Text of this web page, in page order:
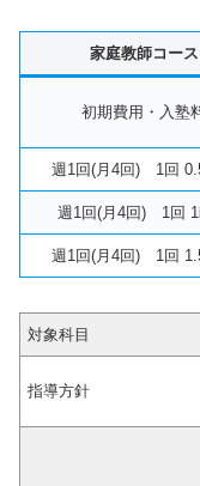
家庭教師コース
初期費用・入塾
週1回(月4回) 1回
週1回(月4回) 1回 1
週1回(月4回) 1回
対象科目
指導方針